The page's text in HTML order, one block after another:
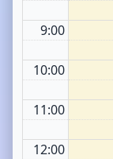
9:00
10:00
11:00
12:00